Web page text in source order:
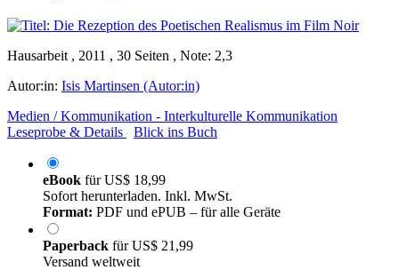
Hausarbeit , 2011 , 30 Seiten , Note: 2,3
Autor:in: Isis Martinsen (Autor:in)
Medien / Kommunikation - Interkulturelle Kommunikation
Leseprobe & Details
Blick ins Buch
eBook fürUS$ 18,99
Sofort herunterladen. Inkl. MwSt.
Format: PDF und ePUB – für alle Geräte
Paperback fürUS$ 21,99
Versand weltweit